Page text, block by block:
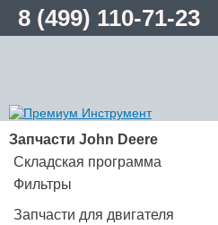
8 (499) 110-71-23
Запчасти John Deere
Складская программа
Фильтры
Запчасти для двигателя